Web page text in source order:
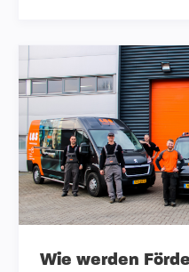
Wie werden